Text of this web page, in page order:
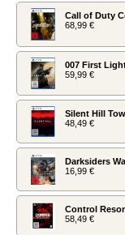
Call of Duty
68,99 €
007 First
59,99 €
Silent Hill
48,49 €
Darksiders
16,99 €
Control
58,49 €